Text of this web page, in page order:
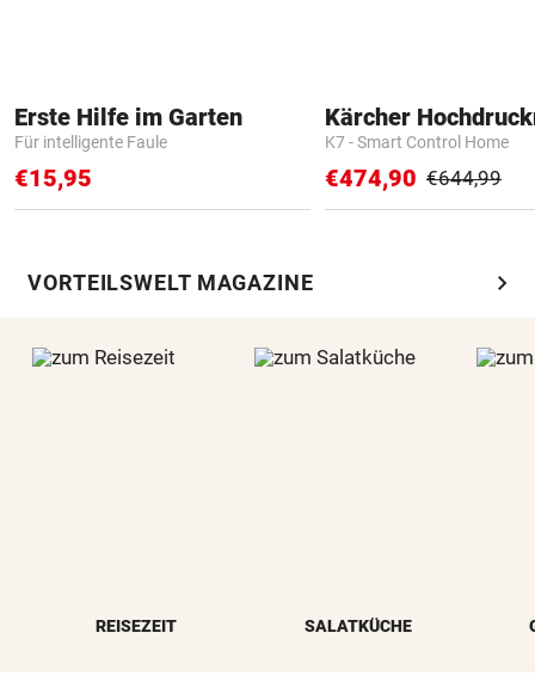
Erste Hilfe im Garten
Für intelligente Faule
€15,95
Kärcher
K7 - Smart Control Home
€474,90 €644,99
VORTEILSWELT MAGAZINE chevron_right
REISEZEIT SALATKÜCHE